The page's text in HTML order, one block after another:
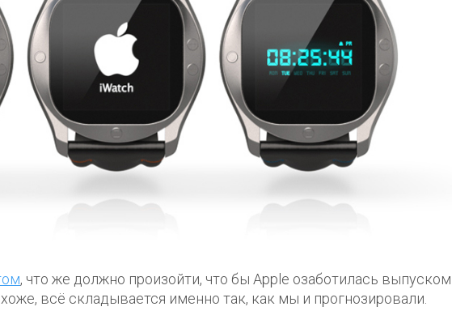
, что же должно произойти, что бы Apple озаботилась выпуском
всё складывается именно так, как мы и прогнозировали.